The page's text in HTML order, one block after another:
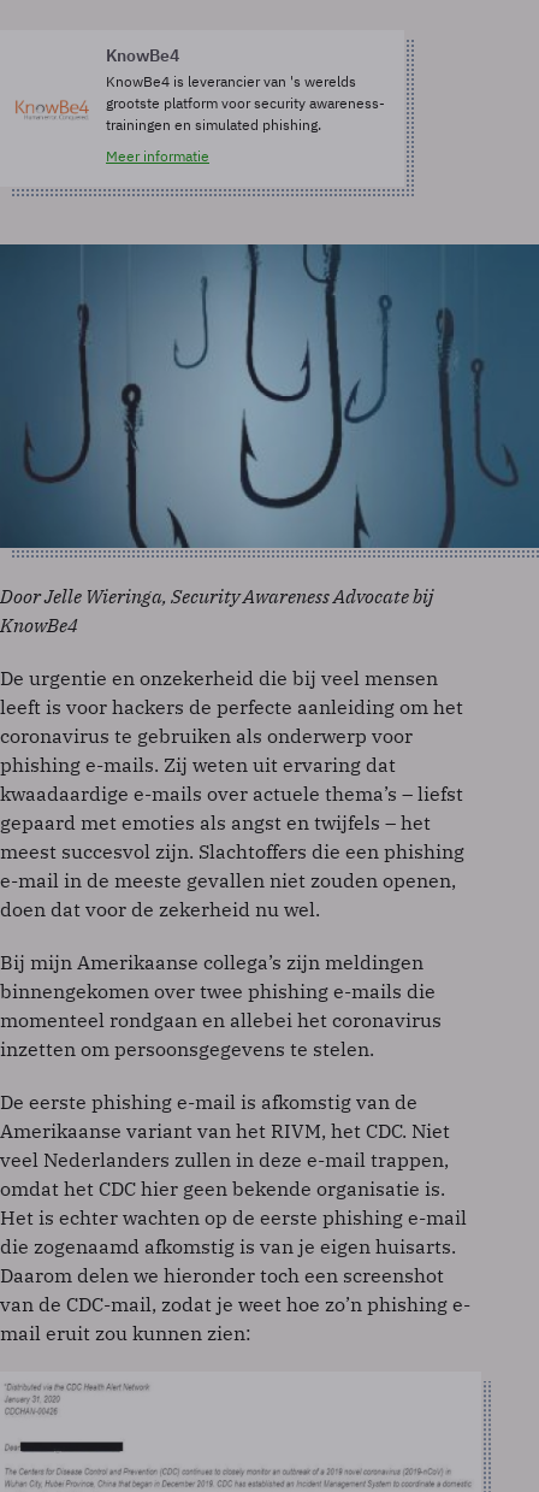
KnowBe4
KnowBe4 is leverancier van 's werelds
grootste platform voor security awareness-
trainingen en simulated phishing.
Meer informatie
Door Jelle Wieringa, Security Awareness Advocate bij
KnowBe4
De urgentie en onzekerheid die bij veel mensen
leeft is voor hackers de perfecte aanleiding om het
coronavirus te gebruiken als onderwerp voor
phishing e-mails. Zij weten uit ervaring dat
kwaadaardige e-mails over actuele thema’s – liefst
gepaard met emoties als angst en twijfels – het
meest succesvol zijn. Slachtoffers die een phishing
e-mail in de meeste gevallen niet zouden openen,
doen dat voor de zekerheid nu wel.
Bij mijn Amerikaanse collega’s zijn meldingen
binnengekomen over twee phishing e-mails die
momenteel rondgaan en allebei het coronavirus
inzetten om persoonsgegevens te stelen.
De eerste phishing e-mail is afkomstig van de
Amerikaanse variant van het RIVM, het CDC. Niet
veel Nederlanders zullen in deze e-mail trappen,
omdat het CDC hier geen bekende organisatie is.
Het is echter wachten op de eerste phishing e-mail
die zogenaamd afkomstig is van je eigen huisarts.
Daarom delen we hieronder toch een screenshot
van de CDC-mail, zodat je weet hoe zo’n phishing e-
mail eruit zou kunnen zien: